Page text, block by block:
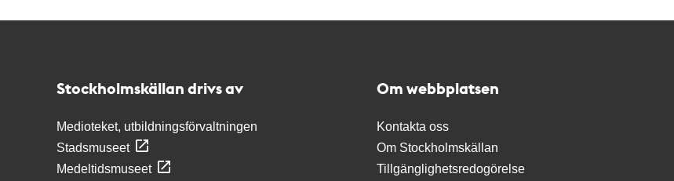
Stockholmskällan drivs av
Medioteket, utbildningsförvaltningen
Stadsmuseet
Medeltidsmuseet
Om webbplatsen
Kontakta oss
Om Stockholmskällan
Tillgänglighetsredogörelse